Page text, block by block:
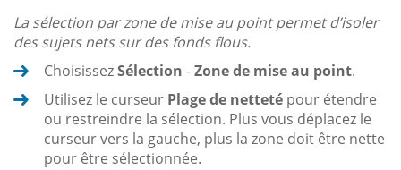
La sélection par zone de mise au point permet d’isoler
des sujets nets sur des fonds flous.
ChoisissezSélection -Zone de mise au point.
Utilisez le curseur Plage de netteté pour étendre
ou restreindre la sélection. Plus vous déplacez le
curseur vers la gauche, plus la zone doit être nette
pour être sélectionnée.